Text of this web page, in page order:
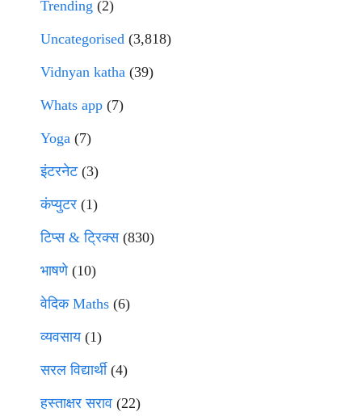
Trending (2)
Uncategorised (3,818)
Vidnyan katha (39)
Whats app (7)
Yoga (7)
इंटरनेट(3)
कंप्युटर (1)
टिप्स & ट्रिक्स(830)
भाषणे(10)
वेदिक Maths (6)
व्यवसाय(1)
सरल विद्यार्थी(4)
हस्ताक्षर सराव (22)